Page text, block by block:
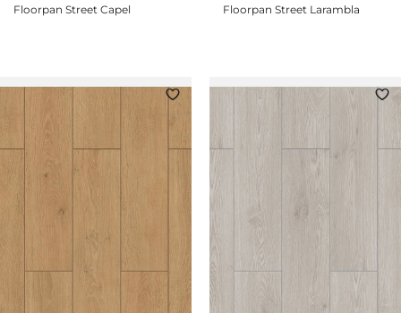
Floorpan Street Capel
Floorpan Street Larambla